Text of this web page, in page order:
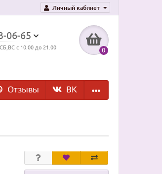
Личный кабинет
06-65
с 10.00 до 21.00 0
Отзывы ВK